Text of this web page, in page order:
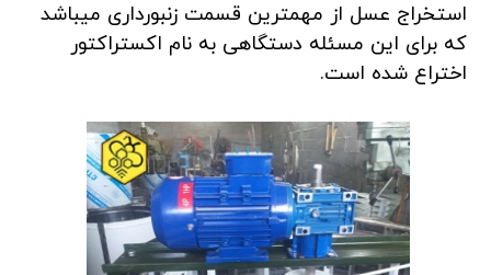
استخراج عسل از مهمترین قسمت زنبورداری میباشد
که برای این مسئله دستگاهی به نام اکستراکتور
اختراع شده است.